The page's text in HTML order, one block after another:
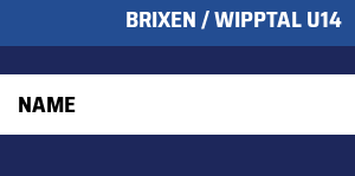
BRIXEN / WIPPTAL U14
NAME